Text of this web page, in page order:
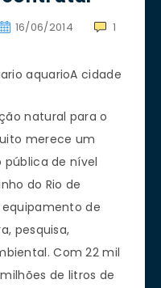
16/06/2014 1
A cidade
natural para o
merece um
pública de nível
do Rio de
equipamento de
pesquisa,
Com 22 mil
de litros de